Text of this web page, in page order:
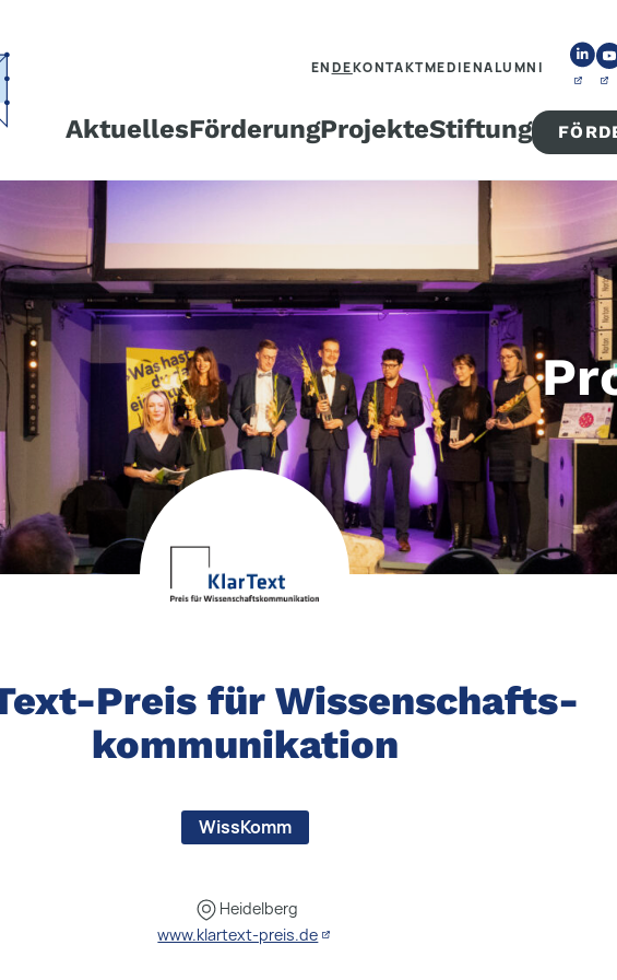
ENDEKONTAKTMEDIENALUMNI
AktuellesFörderungProjekteStiftung
Preis für Wissenschafts­
kommunikation
WissKomm
Heidelberg
www.klartext-preis.de